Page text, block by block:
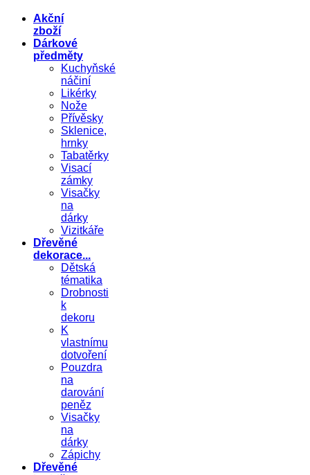
Akční
zboží
Dárkové
předměty
Kuchyňské
náčiní
Likérky
Nože
Přívěsky
Sklenice,
hrnky
Tabatěrky
Visací
zámky
Visačky
na
dárky
Vizitkáře
Dřevěné
dekorace...
Dětská
tématika
Drobnosti
k
dekoru
K
vlastnímu
dotvoření
Pouzdra
na
darování
peněz
Visačky
na
dárky
Zápichy
Dřevěné